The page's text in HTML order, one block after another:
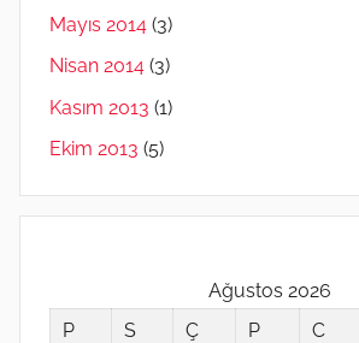
Mayıs 2014 (3)
Nisan 2014 (3)
Kasım 2013 (1)
Ekim 2013 (5)
Ağustos 2026
P
S Ç P C